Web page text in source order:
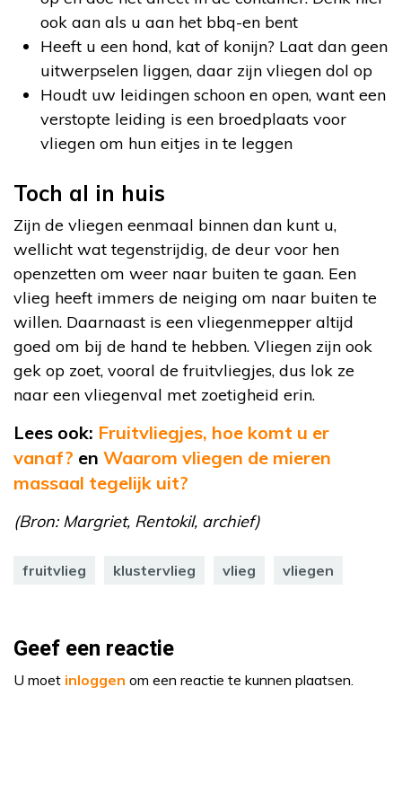
ook aan als u aan het bbq-en bent
Heeft u een hond, kat of konijn? Laat dan geen
uitwerpselen liggen, daar zijn vliegen dol op
Houdt uw leidingen schoon en open, want een
verstopte leiding is een broedplaats voor
vliegen om hun eitjes in te leggen
Toch al in huis
Zijn de vliegen eenmaal binnen dan kunt u,
wellicht wat tegenstrijdig, de deur voor hen
openzetten om weer naar buiten te gaan. Een
vlieg heeft immers de neiging om naar buiten te
willen. Daarnaast is een vliegenmepper altijd
goed om bij de hand te hebben. Vliegen zijn ook
gek op zoet, vooral de fruitvliegjes, dus lok ze
naar een vliegenval met zoetigheid erin.
Lees ook: Fruitvliegjes, hoe komt u er
vanaf? en Waarom vliegen de mieren
massaal tegelijk uit?
(Bron: Margriet, Rentokil, archief)
fruitvlieg klustervlieg vlieg vliegen
Geef een reactie
U moet inloggen om een reactie te kunnen plaatsen.